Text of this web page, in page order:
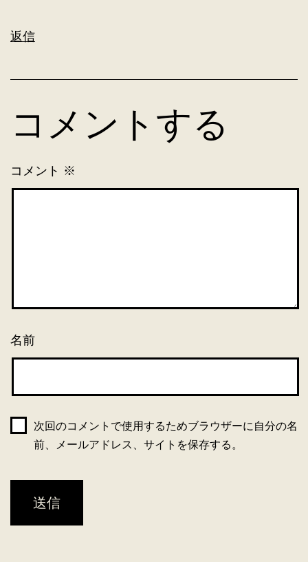
返信
コメントする
コメント ※
名前
次回のコメントで使用するためブラウザーに自分の名
前、メールアドレス、サイトを保存する。